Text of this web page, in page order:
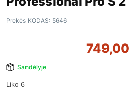
Prekės KODAS: 5646
749,00
Sandėlyje
Liko 6